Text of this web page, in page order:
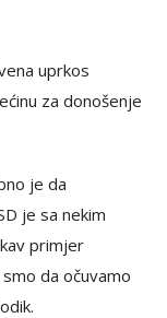
uprkos
za donošenje
je da
je sa nekim
primjer
da očuvamo